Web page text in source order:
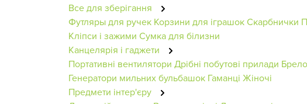
Все для зберігання
Футляры для ручек Корзини для іграшокСкарбнички
Кліпси і зажими Сумка для білизни
Канцелярія і гаджети
Портативні вентилятори Дрібні побутові прилади
Генератори мильних бульбашок Гаманці Жіночі
Предмети інтер'єру